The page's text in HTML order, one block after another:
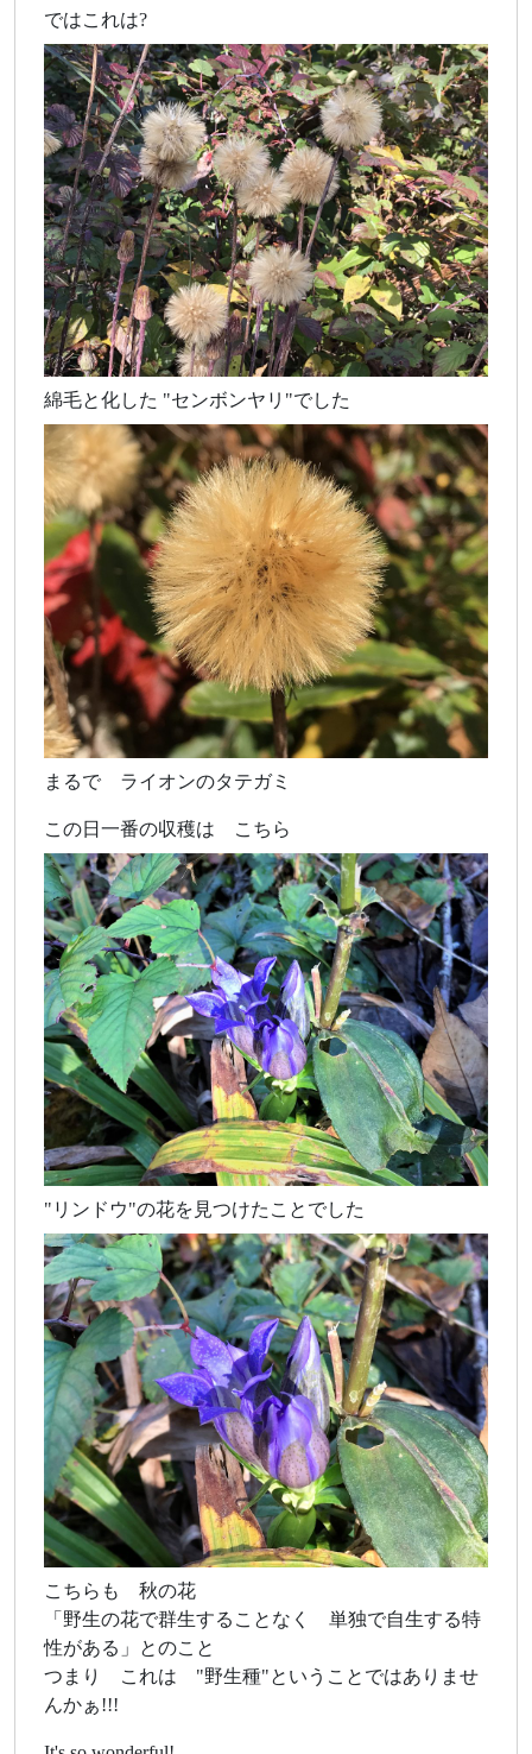
ではこれは?
綿毛と化した "センボンヤリ"でした
まるで ライオンのタテガミ
この日一番の収穫は こちら
"リンドウ"の花を見つけたことでした
こちらも 秋の花
「野生の花で群生することなく 単独で自生する特
性がある」とのこと
つまり これは "野生種"ということではありませ
んかぁ!!!